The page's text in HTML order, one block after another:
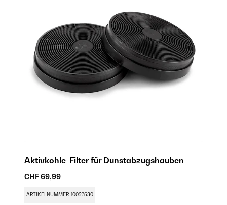
Aktivkohle-Filter für Dunstabzugshauben
CHF 69,99
ARTIKELNUMMER: 10027530